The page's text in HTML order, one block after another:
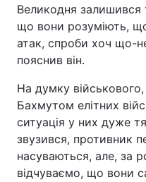
Великодня
що вони розуміють, що
атак, спроби хоч що-
пояснив він.
На думку
Бахмутом елітних
ситуація у них дуже
звузився, противник
насуваються, але, за
відчуваємо, що вони